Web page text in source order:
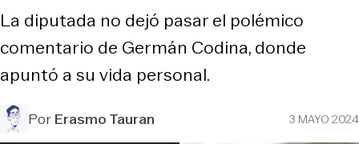
La diputada no dejó pasar el polémico
comentario de Germán Codina, donde
apuntó a su vida personal.
PorErasmo Tauran 3 MAYO 2024